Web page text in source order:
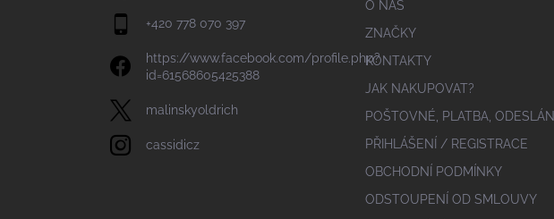
+420 778 070 397
https://www.facebook.com/profile.php?
id=61568605425388
malinskyoldrich
cassidicz
O NÁS
ZNAČKY
KONTAKTY
JAK NAKUPOVAT?
POŠTOVNÉ, PLATBA, ODESLÁNÍ
PŘIHLÁŠENÍ / REGISTRACE
OBCHODNÍ PODMÍNKY
ODSTOUPENÍ OD SMLOUVY